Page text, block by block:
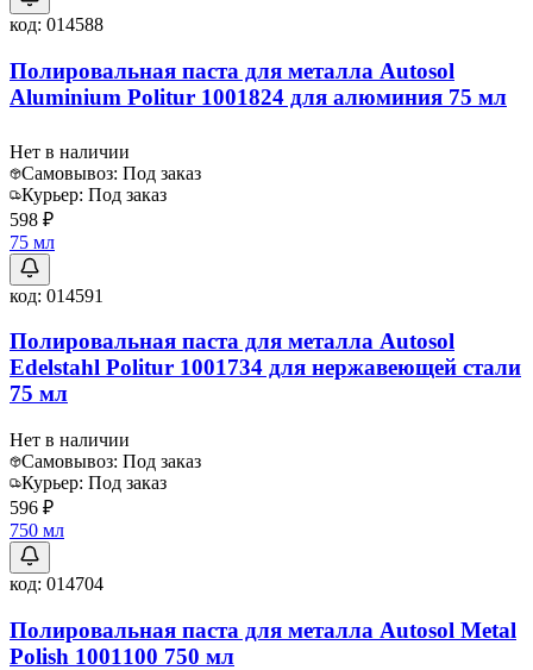
код: 014588
Полировальная паста для металла Autosol
Aluminium Politur 1001824 для алюминия 75 мл
Нет в наличии
Самовывоз: Под заказ
Курьер: Под заказ
598 ₽
75 мл
код: 014591
Полировальная паста для металла Autosol
Edelstahl Politur 1001734 для нержавеющей стали
75 мл
Нет в наличии
Самовывоз: Под заказ
Курьер: Под заказ
596 ₽
750 мл
код: 014704
Полировальная паста для металла Autosol Metal
Polish 1001100 750 мл